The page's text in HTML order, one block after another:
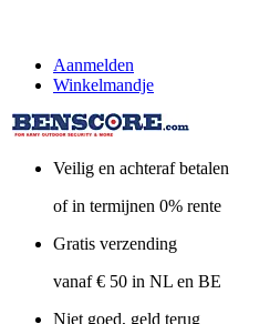
Aanmelden
Winkelmandje
Veilig en achteraf betalen
of in termijnen 0% rente
Gratis verzending
vanaf € 50 in NL en BE
Niet goed, geld terug